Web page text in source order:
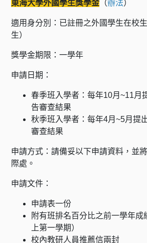
東海大學外國學生獎學金（辦法）
適用身分別：已註冊之外國學生在校
生）
獎學金期限：一學年
申請日期：
春季班入學者：每年10月~11月
告審查結果
秋季班入學者：每年4月~5月提
審查結果
申請方式：請備妥以下申請資料，並
際處。
申請文件：
申請表一份
附有班排名百分比之前一學年成
上第一學期）
校內教研人員推薦信兩封